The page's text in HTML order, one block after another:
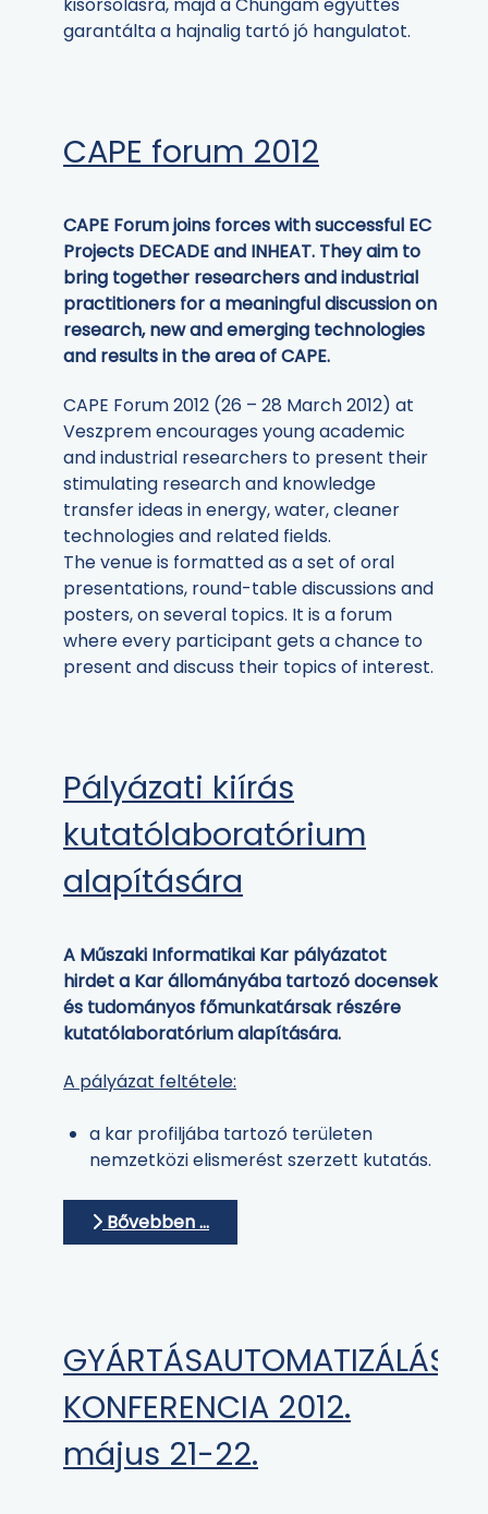
kisorsolásra, majd a Chungam együttes
garantálta a hajnalig tartó jó hangulatot.
CAPE forum 2012
CAPE Forum joins forces with successful EC
Projects DECADE and INHEAT. They aim to
bring together researchers and industrial
practitioners for a meaningful discussion on
research, new and emerging technologies
and results in the area of CAPE.
CAPE Forum 2012 (26 – 28 March 2012) at
Veszprem encourages young academic
and industrial researchers to present their
stimulating research and knowledge
transfer ideas in energy, water, cleaner
technologies and related fields.
The venue is formatted as a set of oral
presentations, round-table discussions and
posters, on several topics. It is a forum
where every participant gets a chance to
present and discuss their topics of interest.
Pályázati kiírás
kutatólaboratórium
alapítására
A Műszaki Informatikai Kar pályázatot
hirdet a Kar állományába tartozó docensek
és tudományos főmunkatársak részére
kutatólaboratórium alapítására.
A pályázat feltétele:
a kar profiljába tartozó területen
nemzetközi elismerést szerzett kutatás.
Bővebben …
GYÁRTÁSAUTOMATIZÁLÁS
KONFERENCIA 2012.
május 21-22.